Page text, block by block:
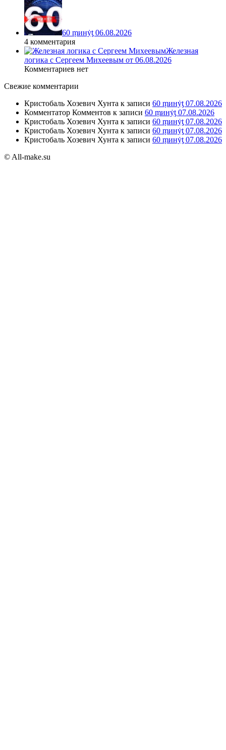
60 ṃинẏƫ 06.08.2026
4 комментария
Железная
логика с Сергеем Михеевым от 06.08.2026
Комментариев нет
Свежие комментарии
Кристобаль Хозевич Хунта к записи 60 ṃинẏƫ 07.08.2026
Комментатор Комментов к записи 60 ṃинẏƫ 07.08.2026
Кристобаль Хозевич Хунта к записи 60 ṃинẏƫ 07.08.2026
Кристобаль Хозевич Хунта к записи 60 ṃинẏƫ 07.08.2026
Кристобаль Хозевич Хунта к записи 60 ṃинẏƫ 07.08.2026
© All-make.su